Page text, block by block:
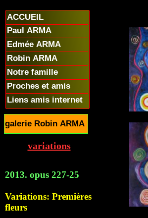
variations
2013. opus 227-25
Variations: Premières
fleurs
ACCUEIL
Paul ARMA
Edmée ARMA
Robin ARMA
Notre famille
Proches et amis
Liens amis internet
galerie Robin ARMA